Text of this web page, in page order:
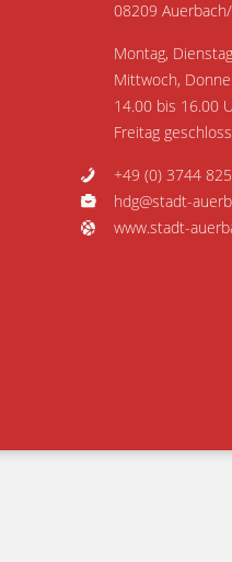
08209
Montag,
Mittwoch,
14.00 bis 16.00
Freitag
+49 (0) 3744
hdg@stadt-
www.stadt-